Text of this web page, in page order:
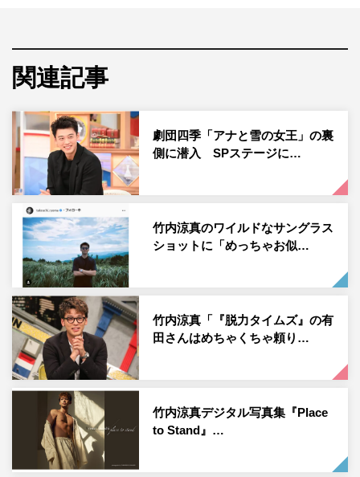
い 見てるだけで癒される」などのコメントが寄せられて
いる。
竹内涼真公式Instagram：
https://www.instagram.com/takeuchi_ryoma/
竹内涼真
関連記事
劇団四季「アナと雪の女王」の裏
側に潜入 SPステージに…
竹内涼真のワイルドなサングラス
ショットに「めっちゃお似…
竹内涼真「『脱力タイムズ』の有
田さんはめちゃくちゃ頼り…
竹内涼真デジタル写真集『Place
to Stand』…